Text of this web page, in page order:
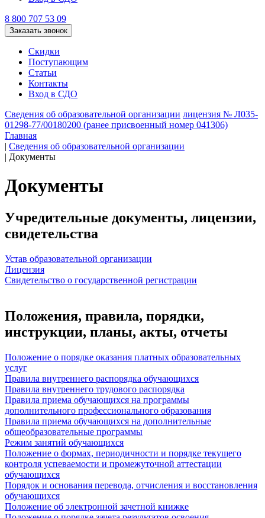
8 800 707 53 09
Заказать звонок
Скидки
Поступающим
Статьи
Контакты
Вход в СДО
Сведения об образовательной организации лицензия № Л035-
01298-77/00180200 (ранее присвоенный номер 041306)
Главная
| Сведения об образовательной организации
| Документы
Документы
Учредительные документы, лицензии,
свидетельства
Устав образовательной организации
Лицензия
Свидетельство о государственной регистрации
Положения, правила, порядки,
инструкции, планы, акты, отчеты
Положение о порядке оказания платных образовательных
услуг
Правила внутреннего распорядка обучающихся
Правила внутреннего трудового распорядка
Правила приема обучающихся на программы
дополнительного профессионального образования
Правила приема обучающихся на дополнительные
общеобразовательные программы
Режим занятий обучающихся
Положение о формах, периодичности и порядке текущего
контроля успеваемости и промежуточной аттестации
обучающихся
Порядок и основания перевода, отчисления и восстановления
обучающихся
Положение об электронной зачетной книжке